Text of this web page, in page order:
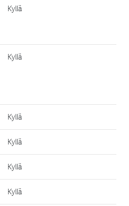
Kyllä
Kyllä
Kyllä
Kyllä
Kyllä
Kyllä